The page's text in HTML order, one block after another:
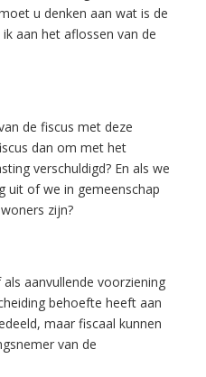
u denken aan wat is de
aan het aflossen van de
de fiscus met deze
dan om met het
verschuldigd? En als we
uit of we in gemeenschap
zijn?
aanvullende voorziening
behoefte heeft aan
maar fiscaal kunnen
van de